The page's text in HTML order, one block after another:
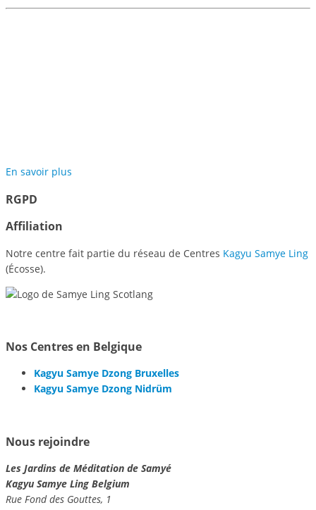
En savoir plus
RGPD
Affiliation
Notre centre fait partie du réseau de Centres Kagyu Samye Ling
(Écosse).
Nos Centres en Belgique
Kagyu Samye Dzong Bruxelles
Kagyu Samye Dzong Nidrüm
Nous rejoindre
Les Jardins de Méditation de Samyé
Kagyu Samye Ling Belgium
Rue Fond des Gouttes, 1